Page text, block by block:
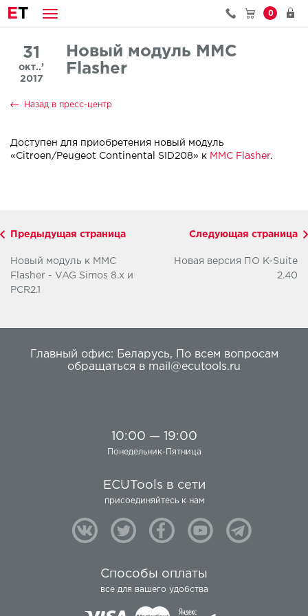
ET 0
31
окт..’
2017
Новый модуль MMC
Flasher
Назад в пресс-центр
Доступен для приобретения новый модуль
«Citroen/Peugeot Continental SID208» к MMC Flasher.
Предыдущая страница
Новый модуль к MMC
Flasher - VAG Simos 8.x и
PCR2.1
Следующая страница
Новая версия ПО K-Suite
2.40
Главный офис: Беларусь,
По всем вопросам
обращаться в mail@ecutools.ru
10:00 — 19:00
Понедельник-Пятница
ECUTools в сети
присоединяйтесь к нам
Способы оплаты
все для вашего удобства